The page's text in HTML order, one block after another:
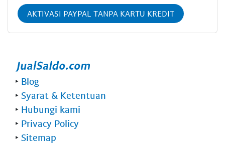
AKTIVASI PAYPAL TANPA KARTU KREDIT
‣ Blog
‣ Syarat & Ketentuan
‣ Hubungi kami
‣ Privacy Policy
‣ Sitemap